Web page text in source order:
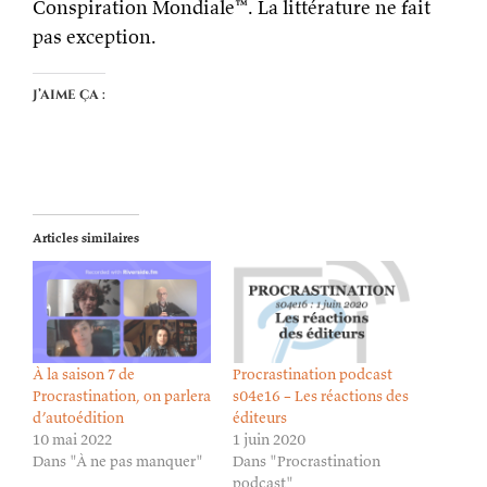
Conspiration Mondiale™. La littérature ne fait
pas exception.
J’aime ça :
Articles similaires
À la saison 7 de
Procrastination, on parlera
d’autoédition
10 mai 2022
Dans "À ne pas manquer"
Procrastination podcast
s04e16 – Les réactions des
éditeurs
1 juin 2020
Dans "Procrastination
podcast"